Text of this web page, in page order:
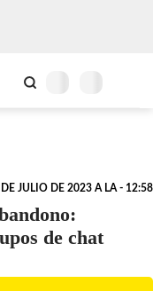
JULIO DE 2023 A LA - 12:58
de chat